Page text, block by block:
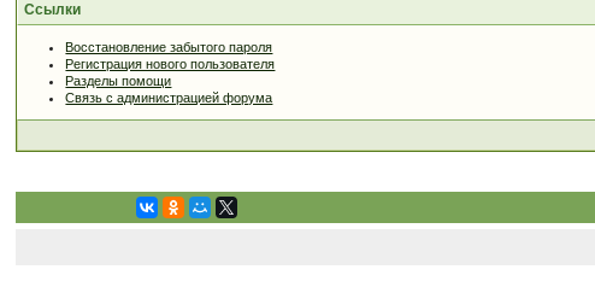
Ссылки
Восстановление забытого пароля
Регистрация нового пользователя
Разделы помощи
Связь с администрацией форума